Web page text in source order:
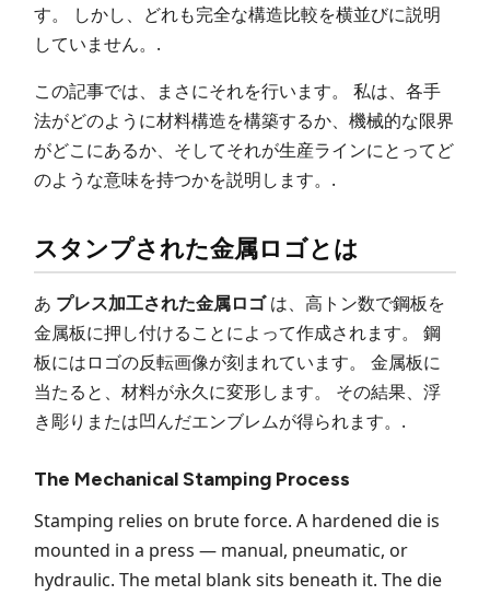
す。 しかし、どれも完全な構造比較を横並びに説明
していません。.
この記事では、まさにそれを行います。 私は、各手
法がどのように材料構造を構築するか、機械的な限界
がどこにあるか、そしてそれが生産ラインにとってど
のような意味を持つかを説明します。.
スタンプされた金属ロゴとは
あ プレス加工された金属ロゴは、高トン数で鋼板を
金属板に押し付けることによって作成されます。 鋼
板にはロゴの反転画像が刻まれています。 金属板に
当たると、材料が永久に変形します。 その結果、浮
き彫りまたは凹んだエンブレムが得られます。.
The Mechanical Stamping Process
Stamping relies on brute force. A hardened die is
mounted in a press — manual, pneumatic, or
hydraulic. The metal blank sits beneath it. The die